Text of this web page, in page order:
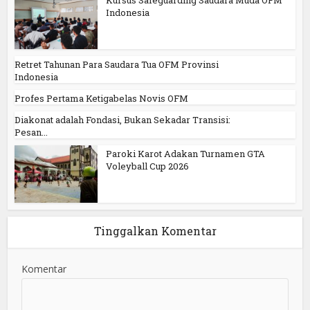
Indonesia
Retret Tahunan Para Saudara Tua OFM Provinsi
Indonesia
Profes Pertama Ketigabelas Novis OFM
Diakonat adalah Fondasi, Bukan Sekadar Transisi:
Pesan...
Paroki Karot Adakan Turnamen GTA
Voleyball Cup 2026
Tinggalkan Komentar
Komentar